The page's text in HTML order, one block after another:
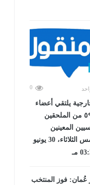
0
يلتقي أعضاء
الدفعة ٥٩ من الملحقين
المعينين
حديثًاالأمس الثلاثاء، 30 يونيو